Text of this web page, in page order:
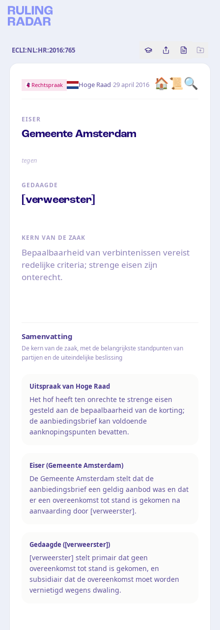
ECLI:NL:HR:2016:765 Copy source
Share this
Bekijk
🏠📜🔍
Rechtspraak Hoge Raad·29 april 2016
EISER
Gemeente Amsterdam
tegen
GEDAAGDE
[verweerster]
KERN VAN DE ZAAK
Bepaalbaarheid van verbintenissen vereist
redelijke criteria; strenge eisen zijn
onterecht.
Samenvatting
De kern van de zaak, met de belangrijkste standpunten van
partijen en de uiteindelijke beslissing
Uitspraak van Hoge Raad
Het hof heeft ten onrechte te strenge eisen
gesteld aan de bepaalbaarheid van de korting;
de aanbiedingsbrief kan voldoende
aanknopingspunten bevatten.
Eiser (Gemeente Amsterdam)
De Gemeente Amsterdam stelt dat de
aanbiedingsbrief een geldig aanbod was en dat
er een overeenkomst tot stand is gekomen na
aanvaarding door [verweerster].
Gedaagde ([verweerster])
[verweerster] stelt primair dat geen
overeenkomst tot stand is gekomen, en
subsidiair dat de overeenkomst moet worden
vernietigd wegens dwaling.